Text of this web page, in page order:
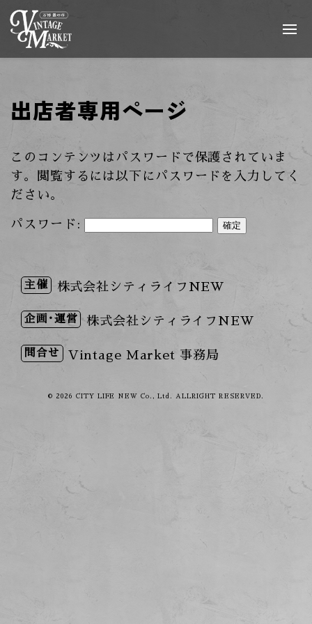
出店者専用ページ
このコンテンツはパスワードで保護されていま
す。閲覧するには以下にパスワードを入力してく
ださい。
パスワード:
主催 株式会社シティライフNEW
企画･運営 株式会社シティライフNEW
問合せ Vintage Market 事務局
© 2026 CITY LIFE NEW Co., Ltd. ALLRIGHT RESERVED.